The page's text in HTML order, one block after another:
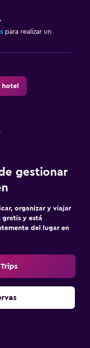
para realizar un
hotel
gestionar
organizar y viajar
gratis y está
del lugar en